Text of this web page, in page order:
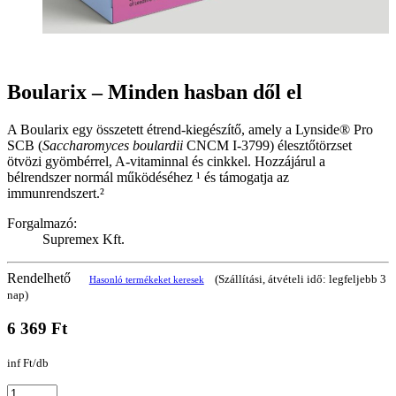
Boularix – Minden hasban dől el
A Boularix egy összetett étrend-kiegészítő, amely a Lynside® Pro
SCB (Saccharomyces boulardii CNCM I-3799) élesztőtörzset
ötvözi gyömbérrel, A-vitaminnal és cinkkel. Hozzájárul a
bélrendszer normál működéséhez ¹ és támogatja az
immunrendszert.²
Forgalmazó:
Supremex Kft.
Rendelhető Hasonló termékeket keresek
(Szállítási, átvételi idő: legfeljebb 3
nap)
6 369 Ft
inf Ft/db